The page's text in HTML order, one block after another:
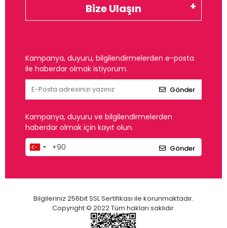
Bize Ulaşın
Kampanya, duyuru, bilgilendirmelerden e-posta
ile haberdar olmak istiyorum.
Gönder
Kampanya, duyuru ve bilgilendirmelerden
haberdar olmak için kayıt olun.
Gönder
Bilgileriniz 256bit SSL Sertifikası ile korunmaktadır.
Copyright © 2022 Tüm hakları saklıdır.